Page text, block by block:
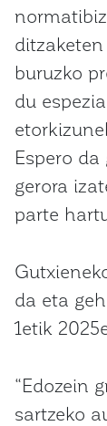
buruzko
du
Espero
gerora
parte
da eta
1etik
“Edozein
sartzeko